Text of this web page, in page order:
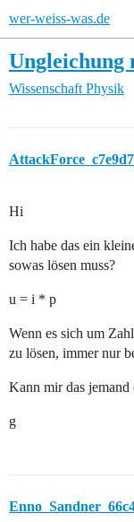
wer-weiss-was.de
Ungleichung
Wissenschaft Physik
AttackForce_c7e9d7
Hi
Ich habe das ein
sowas lösen muss?
u = i * p
Wenn es sich um
zu lösen, immer nur
Kann mir das jemand
g